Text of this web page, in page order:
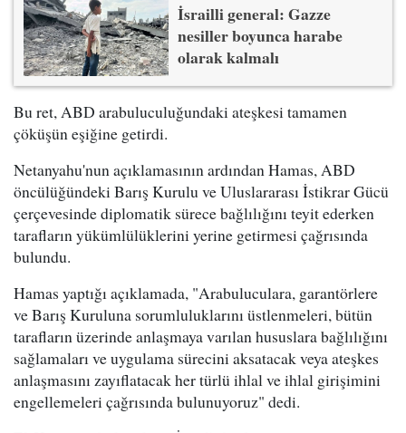
İsrailli general: Gazze
nesiller boyunca harabe
olarak kalmalı
Bu ret, ABD arabuluculuğundaki ateşkesi tamamen
çöküşün eşiğine getirdi.
Netanyahu'nun açıklamasının ardından Hamas, ABD
öncülüğündeki Barış Kurulu ve Uluslararası İstikrar Gücü
çerçevesinde diplomatik sürece bağlılığını teyit ederken
tarafların yükümlülüklerini yerine getirmesi çağrısında
bulundu.
Hamas yaptığı açıklamada, "Arabuluculara, garantörlere
ve Barış Kuruluna sorumluluklarını üstlenmeleri, bütün
tarafların üzerinde anlaşmaya varılan hususlara bağlılığını
sağlamaları ve uygulama sürecini aksatacak veya ateşkes
anlaşmasını zayıflatacak her türlü ihlal ve ihlal girişimini
engellemeleri çağrısında bulunuyoruz" dedi.